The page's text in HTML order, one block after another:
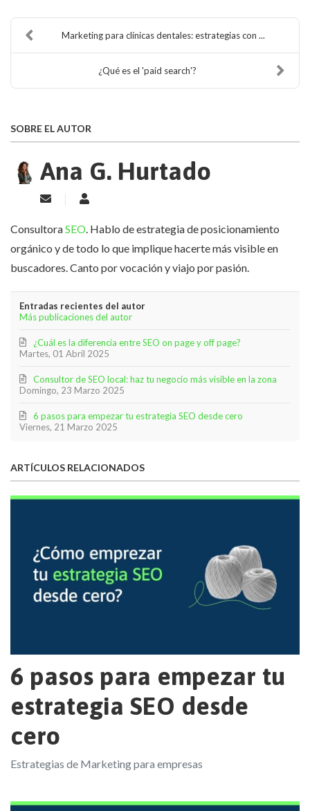
Marketing para clínicas dentales: estrategias con ...
¿Qué es el 'paid search'?
SOBRE EL AUTOR
Ana G. Hurtado
Suscribirse a las actualizaciones
Ana G. Hurtado
ConsultoraSEO . Hablo de estrategia de posicionamiento
orgánico y de todo lo que implique hacerte más visible en
buscadores. Canto por vocación y viajo por pasión.
Entradas recientes del autor
Más publicaciones del autor
Martes, 01 Abril 2025
¿Cuál es la diferencia entre SEO on page y off page?
Domingo, 23 Marzo 2025
Consultor de SEO local: haz tu negocio más visible en la zona
Viernes, 21 Marzo 2025
6 pasos para empezar tu estrategia SEO desde cero
ARTÍCULOS RELACIONADOS
6 pasos para empezar tu
estrategia SEO desde
cero
Estrategias de Marketing para empresas